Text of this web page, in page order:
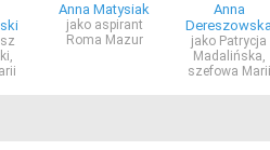
Anna Matysiak
jako aspirant
Roma Mazur
Anna
jako Patrycja
Madalińska,
szefowa Marii